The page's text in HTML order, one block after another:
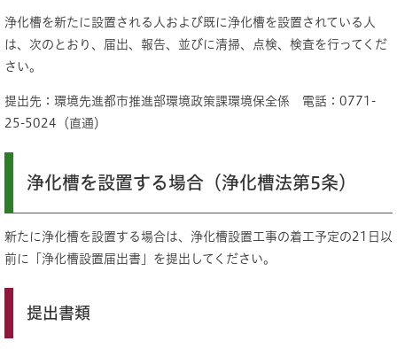
浄化槽を新たに設置される人および既に浄化槽を設置されている人
は、次のとおり、届出、報告、並びに清掃、点検、検査を行ってくだ
さい。
提出先：環境先進都市推進部環境政策課環境保全係 電話：0771-
25-5024（直通）
浄化槽を設置する場合（浄化槽法第5条）
新たに浄化槽を設置する場合は、浄化槽設置工事の着工予定の21日以
前に「浄化槽設置届出書」を提出してください。
提出書類